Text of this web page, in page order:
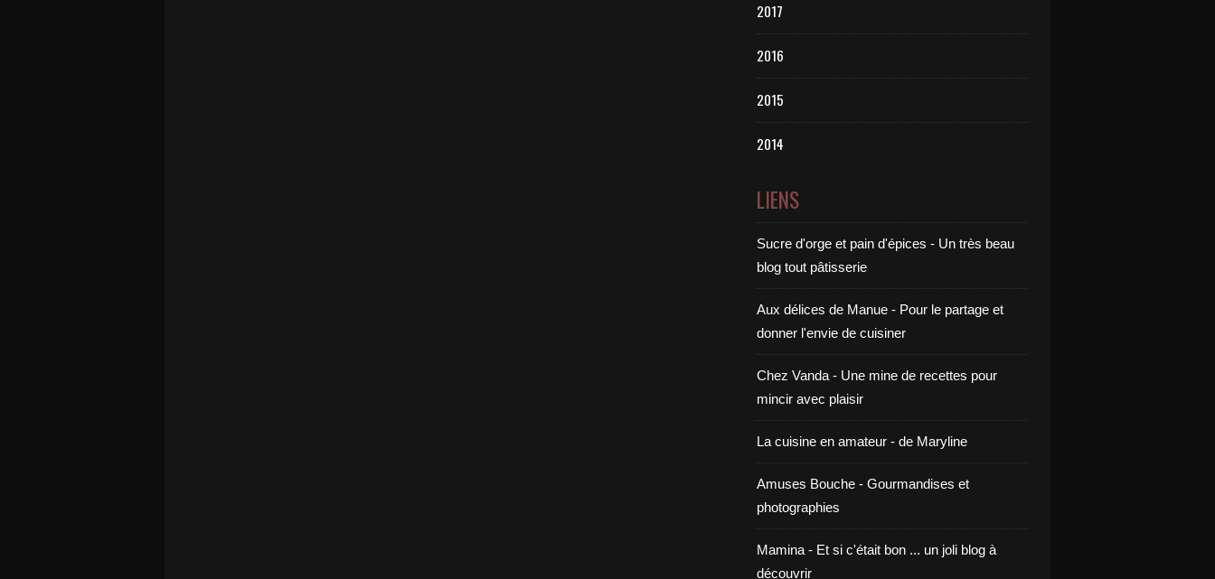
2017
2016
2015
2014
LIENS
Sucre d'orge et pain d'épices - Un très beau
blog tout pâtisserie
Aux délices de Manue - Pour le partage et
donner l'envie de cuisiner
Chez Vanda - Une mine de recettes pour
mincir avec plaisir
La cuisine en amateur - de Maryline
Amuses Bouche - Gourmandises et
photographies
Mamina - Et si c'était bon ... un joli blog à
découvrir